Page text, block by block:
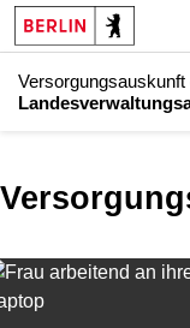
Versorgungsauskunft